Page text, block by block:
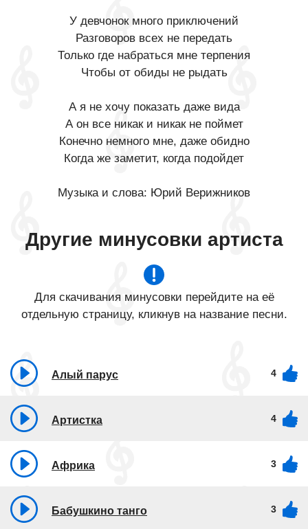
У девчонок много приключений
Разговоров всех не передать
Только где набраться мне терпения
Чтобы от обиды не рыдать
А я не хочу показать даже вида
А он все никак и никак не поймет
Конечно немного мне, даже обидно
Когда же заметит, когда подойдет
Музыка и слова: Юрий Верижников
Другие минусовки артиста
Для скачивания минусовки перейдите на её
отдельную страницу, кликнув на название песни.
Алый парус 4
Артистка 4
Африка 3
Бабушкино танго 3